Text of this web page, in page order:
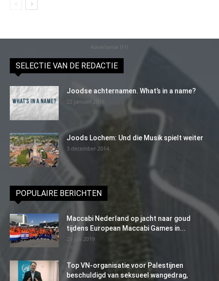
Advertentie (11)
SELECTIE VAN DE REDACTIE
Joodse achternamen. What’s in a name?
22 januari 2016
Joods Lochem: Und die Musik spielt weiter
3 december 2014
POPULAIRE BERICHTEN
Maccabi Nederland op jacht naar goud
tijdens European Maccabi Games in...
29 juli 2019
Top VN-organisatie voor Palestijnen
beschuldigd van seksueel wangedrag,